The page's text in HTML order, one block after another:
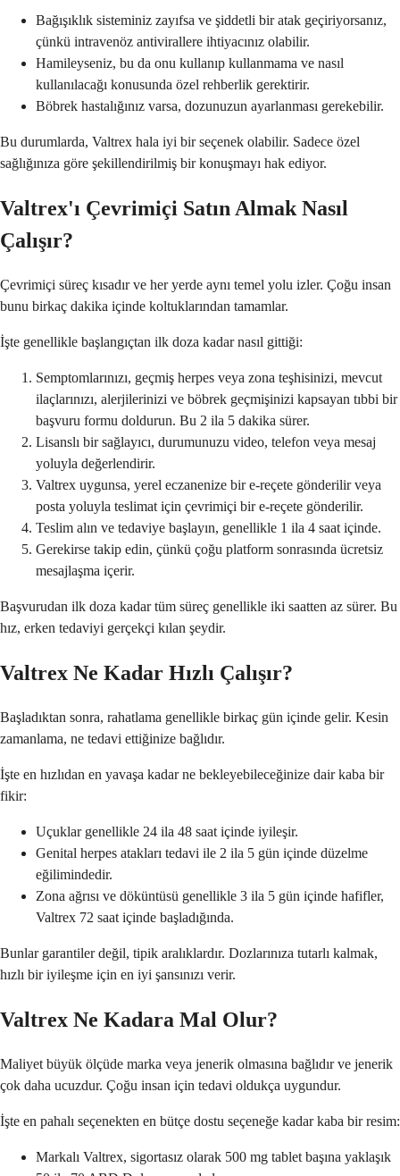
Bağışıklık sisteminiz zayıfsa ve şiddetli bir atak geçiriyorsanız,
çünkü intravenöz antivirallere ihtiyacınız olabilir.
Hamileyseniz, bu da onu kullanıp kullanmama ve nasıl
kullanılacağı konusunda özel rehberlik gerektirir.
Böbrek hastalığınız varsa, dozunuzun ayarlanması gerekebilir.
Bu durumlarda, Valtrex hala iyi bir seçenek olabilir. Sadece özel
sağlığınıza göre şekillendirilmiş bir konuşmayı hak ediyor.
Valtrex'ı Çevrimiçi Satın Almak Nasıl
Çalışır?
Çevrimiçi süreç kısadır ve her yerde aynı temel yolu izler. Çoğu insan
bunu birkaç dakika içinde koltuklarından tamamlar.
İşte genellikle başlangıçtan ilk doza kadar nasıl gittiği:
Semptomlarınızı, geçmiş herpes veya zona teşhisinizi, mevcut
ilaçlarınızı, alerjilerinizi ve böbrek geçmişinizi kapsayan tıbbi bir
başvuru formu doldurun. Bu 2 ila 5 dakika sürer.
Lisanslı bir sağlayıcı, durumunuzu video, telefon veya mesaj
yoluyla değerlendirir.
Valtrex uygunsa, yerel eczanenize bir e-reçete gönderilir veya
posta yoluyla teslimat için çevrimiçi bir e-reçete gönderilir.
Teslim alın ve tedaviye başlayın, genellikle 1 ila 4 saat içinde.
Gerekirse takip edin, çünkü çoğu platform sonrasında ücretsiz
mesajlaşma içerir.
Başvurudan ilk doza kadar tüm süreç genellikle iki saatten az sürer. Bu
hız, erken tedaviyi gerçekçi kılan şeydir.
Valtrex Ne Kadar Hızlı Çalışır?
Başladıktan sonra, rahatlama genellikle birkaç gün içinde gelir. Kesin
zamanlama, ne tedavi ettiğinize bağlıdır.
İşte en hızlıdan en yavaşa kadar ne bekleyebileceğinize dair kaba bir
fikir:
Uçuklar genellikle 24 ila 48 saat içinde iyileşir.
Genital herpes atakları tedavi ile 2 ila 5 gün içinde düzelme
eğilimindedir.
Zona ağrısı ve döküntüsü genellikle 3 ila 5 gün içinde hafifler,
Valtrex 72 saat içinde başladığında.
Bunlar garantiler değil, tipik aralıklardır. Dozlarınıza tutarlı kalmak,
hızlı bir iyileşme için en iyi şansınızı verir.
Valtrex Ne Kadara Mal Olur?
Maliyet büyük ölçüde marka veya jenerik olmasına bağlıdır ve jenerik
çok daha ucuzdur. Çoğu insan için tedavi oldukça uygundur.
İşte en pahalı seçenekten en bütçe dostu seçeneğe kadar kaba bir resim:
Markalı Valtrex, sigortasız olarak 500 mg tablet başına yaklaşık